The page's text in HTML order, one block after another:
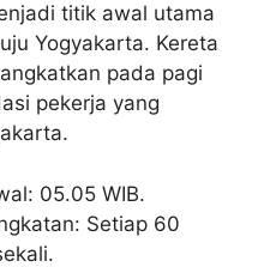
titik awal utama
Yogyakarta. Kereta
pada pagi
pekerja yang
05.05 WIB.
Setiap 60